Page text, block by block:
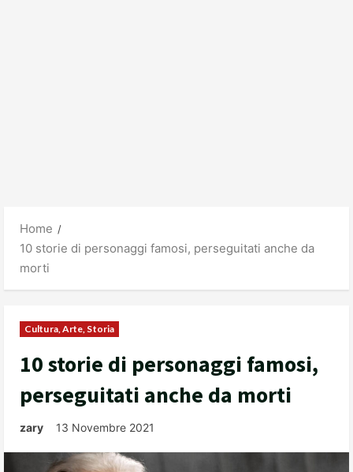
Home
10 storie di personaggi famosi, perseguitati anche da
morti
Cultura, Arte, Storia
10 storie di personaggi famosi,
perseguitati anche da morti
zary 13 Novembre 2021